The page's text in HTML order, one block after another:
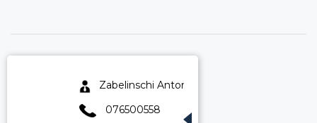
Zabelinschi Anton
076500558